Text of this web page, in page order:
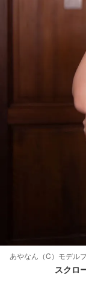
あやなん（C）モデル
スクロ